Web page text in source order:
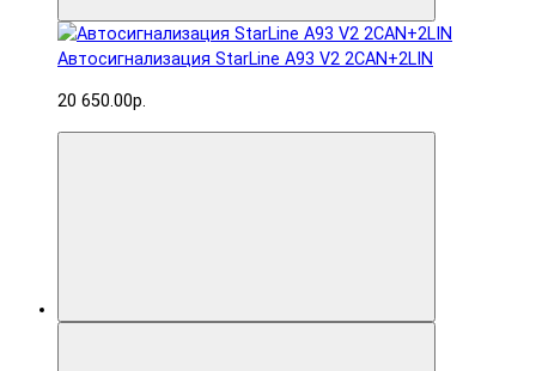
Автосигнализация StarLine A93 V2 2CAN+2LIN
20 650.00р.